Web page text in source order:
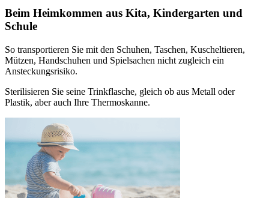
Beim Heimkommen aus Kita, Kindergarten und
Schule
So transportieren Sie mit den Schuhen, Taschen, Kuscheltieren,
Mützen, Handschuhen und Spielsachen nicht zugleich ein
Ansteckungsrisiko.
Sterilisieren Sie seine Trinkflasche, gleich ob aus Metall oder
Plastik, aber auch Ihre Thermoskanne.